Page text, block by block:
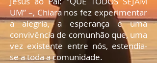
UM” –, Chiara nos fez experimentar
a alegria, a esperança e uma
convivência de comunhão que, uma
vez existente entre nós, estendia-
se a toda a comunidade.